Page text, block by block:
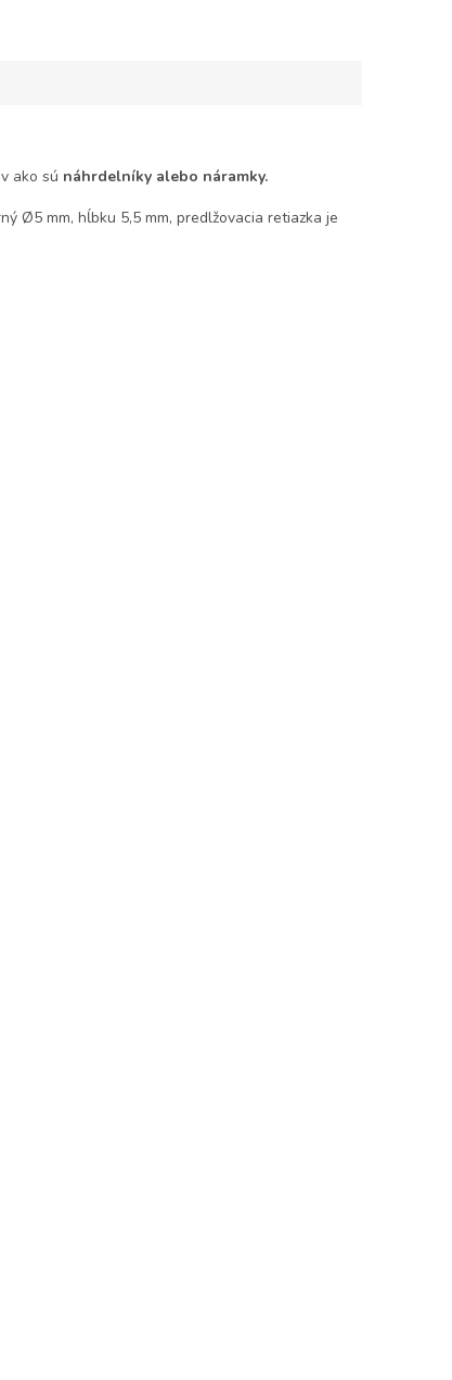
ako sú náhrdelníky alebo náramky.
Ø5 mm, hĺbku 5,5 mm, predlžovacia retiazka je